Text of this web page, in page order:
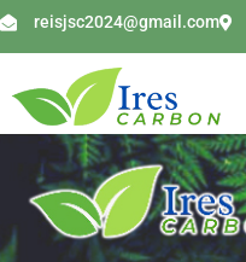
reisjsc2024@gmail.com